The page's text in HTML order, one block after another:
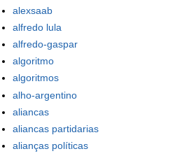
alexsaab
alfredo lula
alfredo-gaspar
algoritmo
algoritmos
alho-argentino
aliancas
aliancas partidarias
alianças políticas